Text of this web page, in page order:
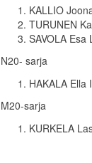
KALLIO
TURUNEN
SAVOLA Esa
N20- sarja
HAKALA Ella
M20-sarja
KURKELA